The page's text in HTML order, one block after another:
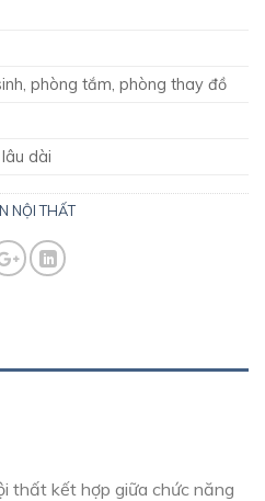
phòng tắm, phòng thay đồ
dài
NỘI THẤT
thất kết hợp giữa chức năng